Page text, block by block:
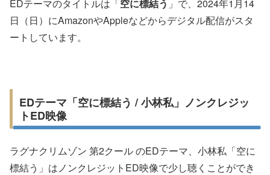
EDテーマのタイトルは「空に標結う 」で、2024年1月14
日（日）にAmazonやAppleなどからデジタル配信がスタ
ートしています。
EDテーマ「空に標結う / 小林私」ノンクレジッ
トED映像
ラグナクリムゾン 第2クール のEDテーマ、小林私「空に
標結う」はノンクレジットED映像で少し聴くことができ